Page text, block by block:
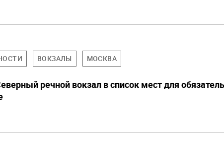
ВОКЗАЛЫ МОСКВА
речной вокзал в список мест для